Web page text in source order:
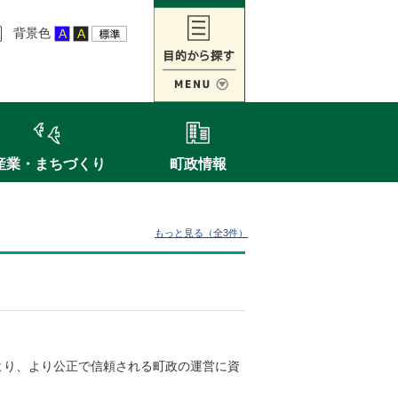
背景色
業・まちづくり 町政情報
もっと見る（全3件）
、より公正で信頼される町政の運営に資